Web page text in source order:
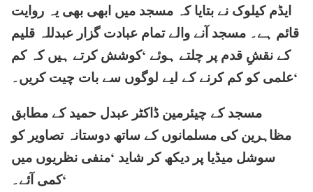
ایڈم کیلوک نے بتایا کہ مسجد میں ابھی بھی یہ روایت
قائم ہے۔ مسجد آنے والے تمام عبادت گزار عبدللہ قلیم
کے نقشِ قدم پر چلتے ہوئے ‘کوشش کرتے ہیں کہ کم
علمی کو کم کرنے کے لیے لوگوں سے بات چیت کریں۔‘
مسجد کے چیئرمین ڈاکٹر عبدل حمید کے مطابق
مظاہرین کی مسلمانوں کے ساتھ دوستانہ تصاویر کو
سوشل میڈیا پر دیکھ کر شاید ‘منفی نظریوں میں
کمی آئے۔‘